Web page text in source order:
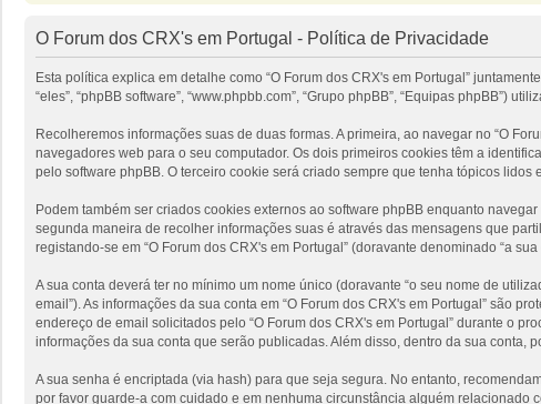
O Forum dos CRX's em Portugal - Política de Privacidade
Esta política explica em detalhe como “O Forum dos CRX's em Portugal”
“eles”, “phpBB software”, “www.phpbb.com”, “Grupo phpBB”, “Equipas phpBB”)
Recolheremos informações suas de duas formas. A primeira, ao navegar no “O
navegadores web para o seu computador. Os dois primeiros cookies têm a
pelo software phpBB. O terceiro cookie será criado sempre que tenha tópicos
Podem também ser criados cookies externos ao software phpBB enquanto
segunda maneira de recolher informações suas é através das mensagens que
registando-se em “O Forum dos CRX's em Portugal” (doravante denominado “a
A sua conta deverá ter no mínimo um nome único (doravante “o seu nome de
email”). As informações da sua conta em “O Forum dos CRX's em Portugal” são
endereço de email solicitados pelo “O Forum dos CRX's em Portugal” durante o
informações da sua conta que serão publicadas. Além disso, dentro da sua conta,
A sua senha é encriptada (via hash) para que seja segura. No entanto,
por favor guarde-a com cuidado e em nenhuma circunstância alguém relacionado